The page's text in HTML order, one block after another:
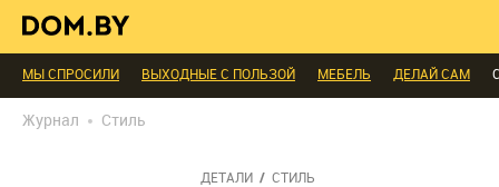
В ГОСТЯХ ДИАЛОГ
МЫ СПРОСИЛИ
ВЫХОДНЫЕ С ПОЛЬЗОЙ МЕБЕЛЬ ДЕЛАЙ САМ
РЕДАКЦИЯ
Журнал Стиль
ДЕТАЛИ СТИЛЬ